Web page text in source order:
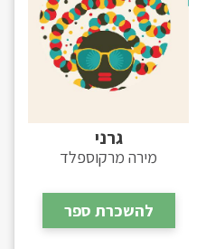
גרני
מירה מרקוספלד
להשכרת ספר